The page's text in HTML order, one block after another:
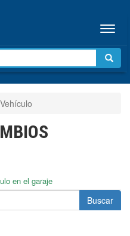
Menú
Vehículo
en el garaje
Buscar